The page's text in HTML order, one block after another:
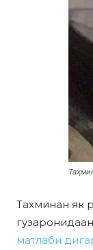
Тахминан як
матлаби